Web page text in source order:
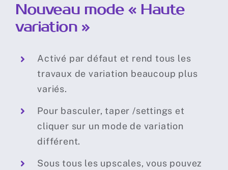
Nouveau mode « Haute
variation »
Activé par défaut et rend tous les
travaux de variation beaucoup plus
variés.
Pour basculer, taper /settings et
cliquer sur un mode de variation
différent.
Sous tous les upscales, vous pouvez